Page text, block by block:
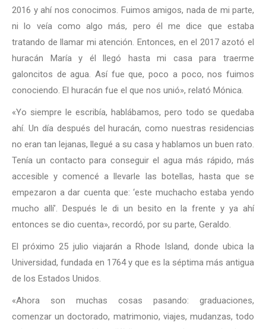
2016 y ahí nos conocimos. Fuimos amigos, nada de mi parte,
ni lo veía como algo más, pero él me dice que estaba
tratando de llamar mi atención. Entonces, en el 2017 azotó el
huracán María y él llegó hasta mi casa para traerme
galoncitos de agua. Así fue que, poco a poco, nos fuimos
conociendo. El huracán fue el que nos unió», relató Mónica.
«Yo siempre le escribía, hablábamos, pero todo se quedaba
ahí. Un día después del huracán, como nuestras residencias
no eran tan lejanas, llegué a su casa y hablamos un buen rato.
Tenía un contacto para conseguir el agua más rápido, más
accesible y comencé a llevarle las botellas, hasta que se
empezaron a dar cuenta que: ‘este muchacho estaba yendo
mucho allí’. Después le di un besito en la frente y ya ahí
entonces se dio cuenta», recordó, por su parte, Geraldo.
El próximo 25 julio viajarán a Rhode Island, donde ubica la
Universidad, fundada en 1764 y que es la séptima más antigua
de los Estados Unidos.
«Ahora son muchas cosas pasando: graduaciones,
comenzar un doctorado, matrimonio, viajes, mudanzas, todo